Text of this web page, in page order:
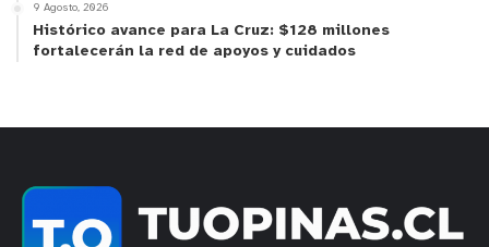
9 Agosto, 2026
Histórico avance para La Cruz: $128 millones
fortalecerán la red de apoyos y cuidados